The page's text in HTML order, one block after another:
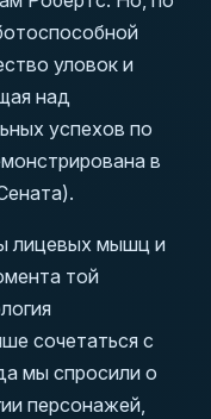
уловок и
над
успехов по
в
лицевых мышц и
той
сочетаться с
мы спросили о
персонажей,